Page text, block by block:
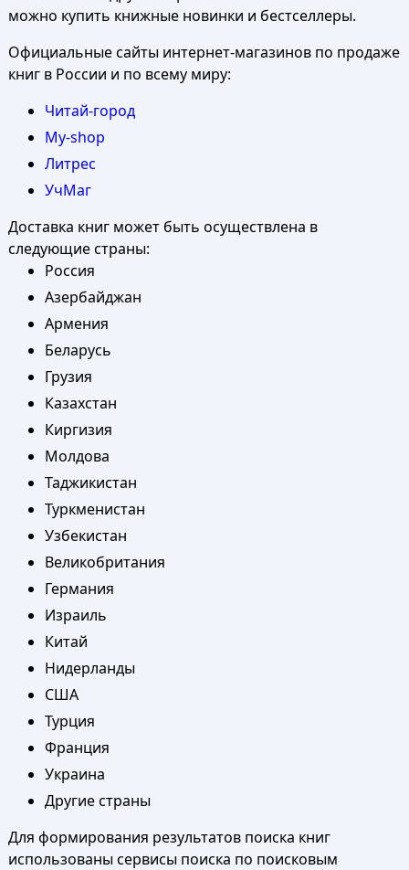
можно купить книжные новинки и бестселлеры.
Официальные сайты интернет-магазинов по продаже
книг в России и по всему миру:
Читай-город
My-shop
Литрес
УчМаг
Доставка книг может быть осуществлена в
следующие страны:
Россия
Азербайджан
Армения
Беларусь
Грузия
Казахстан
Киргизия
Молдова
Таджикистан
Туркменистан
Узбекистан
Великобритания
Германия
Израиль
Китай
Нидерланды
США
Турция
Франция
Украина
Другие страны
Для формирования результатов поиска книг
использованы сервисы поиска по поисковым